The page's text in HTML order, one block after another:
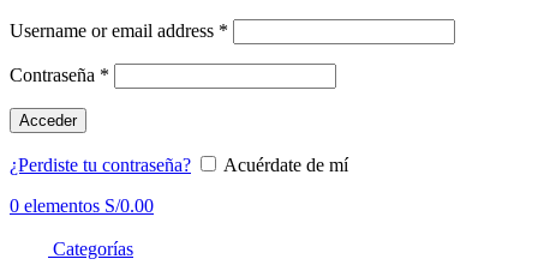
Username or email address *
Contraseña *
Acceder
¿Perdiste tu contraseña?
Acuérdate de mí
0 elementos S/0.00
Categorías